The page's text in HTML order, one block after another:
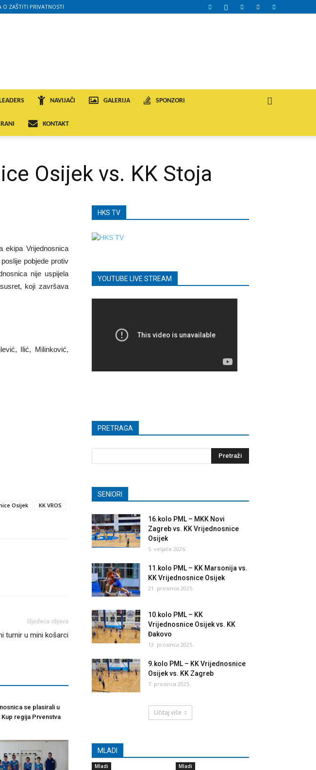
O ZAŠTITI PRIVATNOSTI
NAVIJAČI GALERIJA SPONZORI
KONTAKT
Osijek vs. KK Stoja
ekipa Vrijednosnica
pobjede protiv
nije uspijela
koji završava
Ilić, Milinković,
Osijek
KK VROS
Sljedeća objava
turnir u mini košarci
se plasirali u
regija Prvenstva
HKS TV
YOUTUBE LIVE STREAM
PRETRAGA
SENIORI
16.kolo PML – MKK Novi
Zagreb vs. KK Vrijednosnice
Osijek
5. veljače 2026.
11.kolo PML – KK Marsonija vs.
KK Vrijednosnice Osijek
21. prosinca 2025.
10.kolo PML – KK
Vrijednosnice Osijek vs. KK
Đakovo
13. prosinca 2025.
9.kolo PML – KK Vrijednosnice
Osijek vs. KK Zagreb
7. prosinca 2025.
Učitaj više
MLADI
Mladi Mladi